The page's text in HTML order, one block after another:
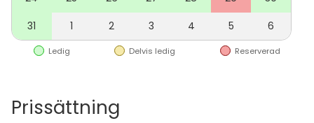
31
1 2 3 4 5 6
Ledig Delvis ledig Reserverad
Prissättning